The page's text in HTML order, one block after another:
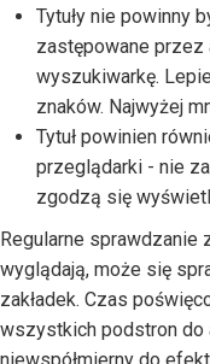
Tytuły nie powinny
zastępowane przez
wyszukiwarkę.
znaków. Najwyżej
Tytuł powinien
przeglądarki - nie
zgodzą się
Regularne sprawdzanie
wyglądają, może się
zakładek. Czas
wszystkich podstron do